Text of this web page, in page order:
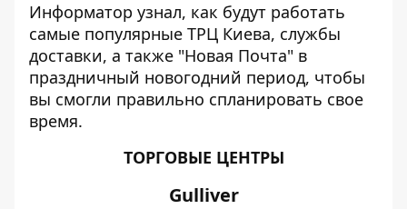
Информатор узнал, как будут работать
самые популярные ТРЦ Киева, службы
доставки, а также "Новая Почта" в
праздничный новогодний период, чтобы
вы смогли правильно спланировать свое
время.
ТОРГОВЫЕ ЦЕНТРЫ
Gulliver